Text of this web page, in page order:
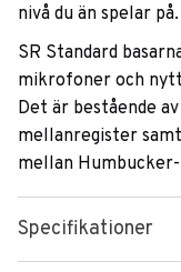
nivå du än spelar på.
SR Standard
mikrofoner och
Det är bestående
mellanregister
mellan
Specifikationer